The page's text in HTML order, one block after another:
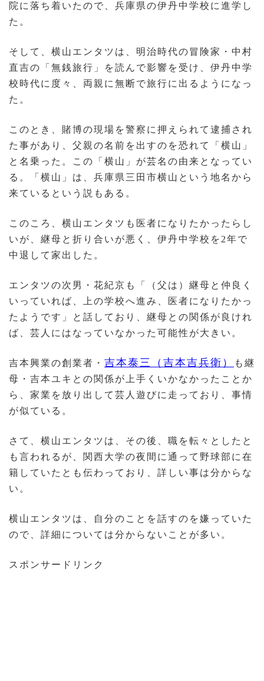
院に落ち着いたので、兵庫県の伊丹中学校に進学し
た。
そして、横山エンタツは、明治時代の冒険家・中村
直吉の「無銭旅行」を読んで影響を受け、伊丹中学
校時代に度々、両親に無断で旅行に出るようになっ
た。
このとき、賭博の現場を警察に押えられて逮捕され
た事があり、父親の名前を出すのを恐れて「横山」
と名乗った。この「横山」が芸名の由来となってい
る。「横山」は、兵庫県三田市横山という地名から
来ているという説もある。
このころ、横山エンタツも医者になりたかったらし
いが、継母と折り合いが悪く、伊丹中学校を2年で
中退して家出した。
エンタツの次男・花紀京も「（父は）継母と仲良く
いっていれば、上の学校へ進み、医者になりたかっ
たようです」と話しており、継母との関係が良けれ
ば、芸人にはなっていなかった可能性が大きい。
吉本興業の創業者・ 吉本泰三（吉本吉兵衛）
も継
母・吉本ユキとの関係が上手くいかなかったことか
ら、家業を放り出して芸人遊びに走っており、事情
が似ている。
さて、横山エンタツは、その後、職を転々としたと
も言われるが、関西大学の夜間に通って野球部に在
籍していたとも伝わっており、詳しい事は分からな
い。
横山エンタツは、自分のことを話すのを嫌っていた
ので、詳細については分からないことが多い。
スポンサードリンク